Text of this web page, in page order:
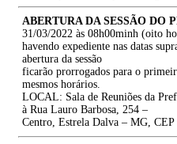
ABERTURA DA SESSÃO DO
31/03/2022 às 08h00minh (oito
havendo expediente nas datas
abertura da sessão
ficarão prorrogados para o
mesmos horários.
LOCAL: Sala de Reuniões da
à Rua Lauro Barbosa, 254 –
Centro, Estrela Dalva – MG, CEP